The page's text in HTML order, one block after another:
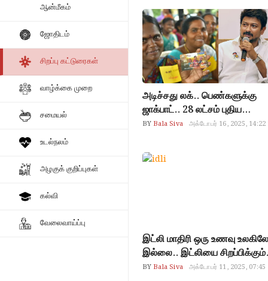
ஆன்மீகம்
ஜோதிடம்
சிறப்பு கட்டுரைகள்
வாழ்க்கை முறை
சமையல்
உடல்நலம்
அழகுக் குறிப்புகள்
கல்வி
வேலைவாய்ப்பு
மாறியது இப்படி தான்.. நடுத்தர
வர்க்கத்தினர் மிகவும்
பணக்காரன் கடன் வாங்க
மாட்டான்.. பரம ஏழைகளுக்கு
கிடைக்காது.. சிக்குவது
வர்க்கத்தினர் தான்..
ரிசர்வ் வங்கி..!
அடிச்சது லக்.. பெண்களுக்கு
ஜாக்பாட்.. 28 லட்சம் புதிய
விண்ணப்பதாரர்களுக்கு மகளிர்
எப்போது? துணை முதல்வர்
உதயநிதி சட்டமன்றத்தில் அறிவிப்பு
BY Bala Siva அக்டோபர் 16, 2025, 14:22
இட்லி மாதிரி ஒரு உணவு
இல்லை.. இட்லியை சிறப்பிக்கும்
Google Doodle: இன்று,
BY Bala Siva அக்டோபர் 11, 2025, 07:45